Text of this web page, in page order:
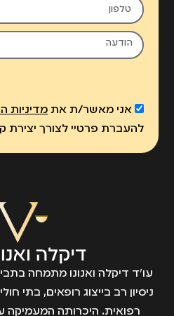
אני מאשר/ת את מדיניות
להעברת פרטיי לצורך יצירת
עו״ד דיקלה ואנונו מתמחה
ניסיון רב בייצוג רופאים, בתי
רפואית. היכרותה